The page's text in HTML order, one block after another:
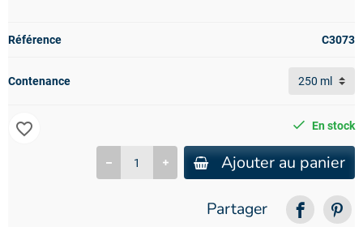
Référence C3073
Contenance
En stock
Ajouter au panier
favorite_border
Partager